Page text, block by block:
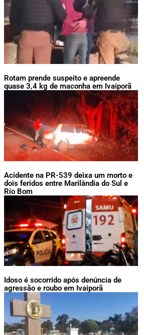
Rotam prende suspeito e apreende
quase 3,4 kg de maconha em Ivaiporã
Acidente na PR-539 deixa um morto e
dois feridos entre Marilândia do Sul e
Rio Bom
Idoso é socorrido após denúncia de
agressão e roubo em Ivaiporã